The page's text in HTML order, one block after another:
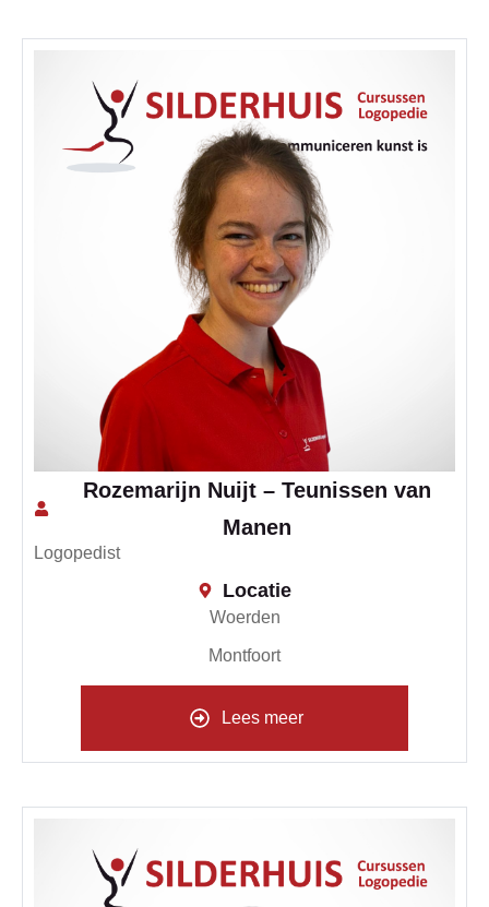
Rozemarijn Nuijt – Teunissen van
Manen
Logopedist
Locatie
Woerden
Montfoort
Lees meer